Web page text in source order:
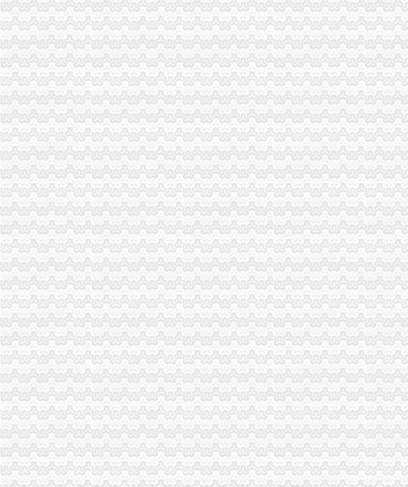
财务公司
央企财务公司谋变-新闻频道-和讯网
企业财务管理培训,财务培训课程,税务培训课程-铂略咨询,财税培
财务公司金融股权投资研究
唐山代理记账,唐山注册公司,唐山财务咨询-唐山梦雪财务咨询有限
五粮液集团财务有限公司
杭州代办公司注册|杭州代理公司注册|杭州铭悦财务咨询有限公司
公司财务表格大全_财务报表表格下载【财务表格大全】_资讯专题_金
大连公司注册|大连注册公司|大连代办公司|大连财务代理|大连代理记帐
财务咨询-会计-企业服务
武汉会计代帐公司|代账会计|武汉工商代理|代办公司注册|选欣荣会计
公司财务制度
北京中企昌会计服务公司--会计公司,财务公司,代理记账,工商注
中国核工业建设集团财务有限公司>页
郑州财务公司|郑州财务会计|郑州工商注册-郑州茂之盛财务咨询有限公
成都企为财务咨询有限公司成都好的财务服务,兼职会计,代理记账
财务公司金融股权投资研究
银监会发财务公司评级将向社会公开作为监管依据_财经_腾讯网
姑苏区公司注册,荣祺财务公司,公司注册公司_天助网
广州一诺财税有限公司|番禺公司注册|番禺注册公司|番禺财务公司|番禺
财务公司召开新核心业务系统资金预算功能研讨会
杭州注册公司代办|杭州代理记账|杭州代理记账服务-杭州臻言财务咨询
河南用友财务管理有限公司
一帆财税_您身边的财务顾问！【代理记账-公司注册变更-深圳宝安沙井
公司财务分析与风险防范资深讲师,11月13日上海报表分析培训-中华